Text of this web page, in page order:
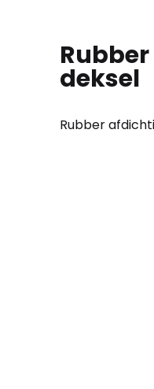
deksel
Rubber